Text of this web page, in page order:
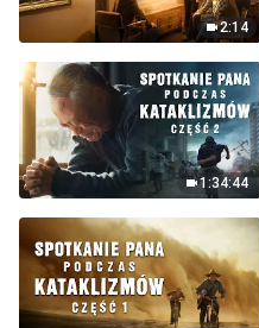
2:14
1:34:44